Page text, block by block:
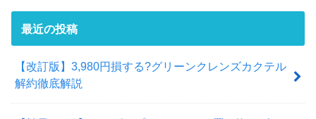
最近の投稿
【改訂版】3,980円損する?グリーンクレンズカクテル
解約徹底解説